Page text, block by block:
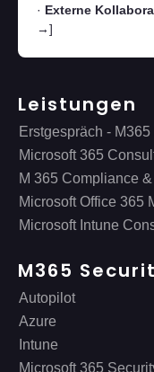
· Externe
→]
Leistungen
Erstgespräch -
Microsoft 365
M 365 Compliance
Microsoft Office 365
Microsoft Intune
M365
Autopilot
Azure
Intune
Microsoft 365